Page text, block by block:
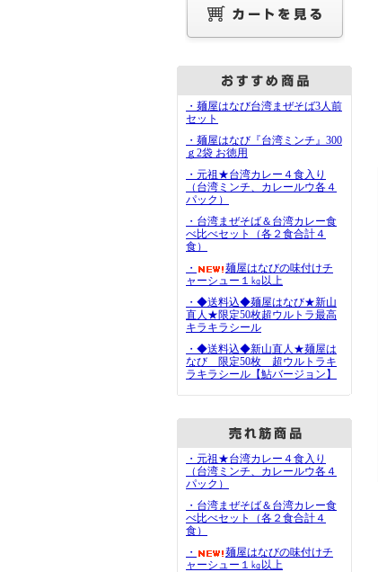
・麺屋はなび台湾まぜそば3人前
セット
・麺屋はなび『台湾ミンチ』300
ｇ2袋 お徳用
・元祖★台湾カレー４食入り
（台湾ミンチ、カレールウ各４
パック）
・台湾まぜそば＆台湾カレー食
べ比べセット（各２食合計４
食）
・
麺屋はなびの味付けチ
ャーシュー１㎏以上
・◆送料込◆麺屋はなび★新山
直人★限定50枚超ウルトラ最高
キラキラシール
・◆送料込◆新山直人★麺屋は
なび 限定50枚 超ウルトラキ
ラキラシール【鮎バージョン】
・元祖★台湾カレー４食入り
（台湾ミンチ、カレールウ各４
パック）
・台湾まぜそば＆台湾カレー食
べ比べセット（各２食合計４
食）
・
麺屋はなびの味付けチ
ャーシュー１㎏以上